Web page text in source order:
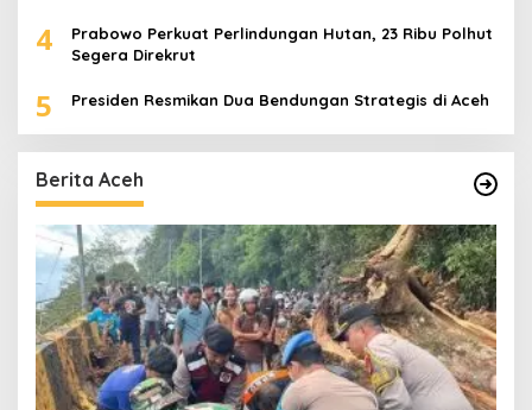
4
Prabowo Perkuat Perlindungan Hutan, 23 Ribu Polhut
Segera Direkrut
5 Presiden Resmikan Dua Bendungan Strategis di Aceh
Berita Aceh